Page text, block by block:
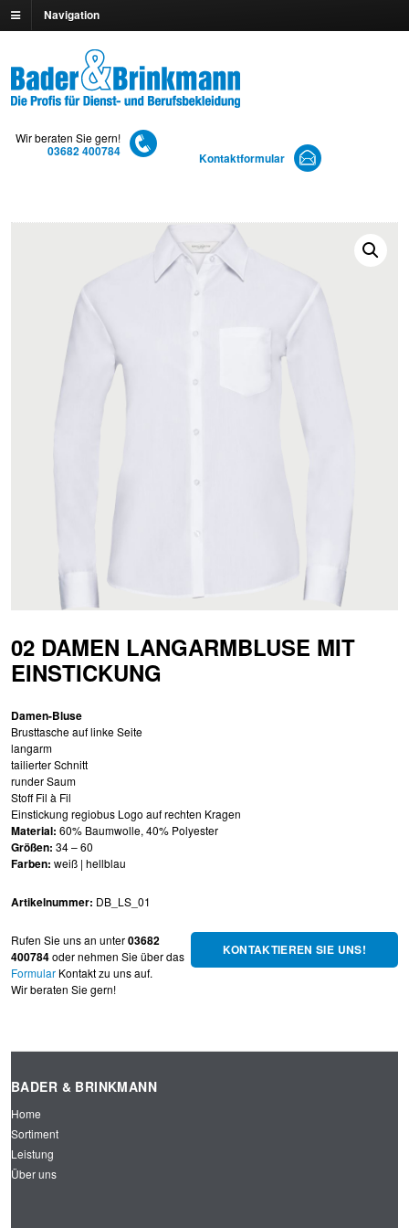
Navigation
Wir beraten Sie gern!
03682 400784 Kontaktformular
02 DAMEN LANGARMBLUSE MIT
EINSTICKUNG
Damen-Bluse
Brusttasche auf linke Seite
langarm
tailierter Schnitt
runder Saum
Stoff Fil à Fil
Einstickung regiobus Logo auf rechten Kragen
Material: 60% Baumwolle, 40% Polyester
Größen: 34 – 60
Farben: weiß | hellblau
Artikelnummer: DB_LS_01
KONTAKTIEREN SIE UNS!
Rufen Sie uns an unter03682
400784oder nehmen Sie über das
Formular Kontakt zu uns auf.
Wir beraten Sie gern!
BADER & BRINKMANN
Home
Sortiment
Leistung
Über uns